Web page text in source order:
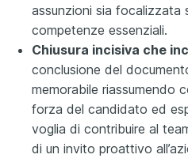
assunzioni sia focalizzata
competenze essenziali.
Chiusura incisiva che
conclusione del
memorabile riassumendo
forza del candidato ed
voglia di contribuire al
di un invito proattivo